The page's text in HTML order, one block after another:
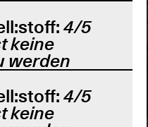
4/5
keine
werden
4/5
keine